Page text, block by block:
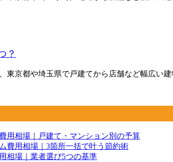
？
東京都や埼玉県で戸建てから店舗など幅広い
用相場｜戸建て・マンション別の予算
費用相場｜3箇所一括で叶う節約術
相場｜業者選び5つの基準